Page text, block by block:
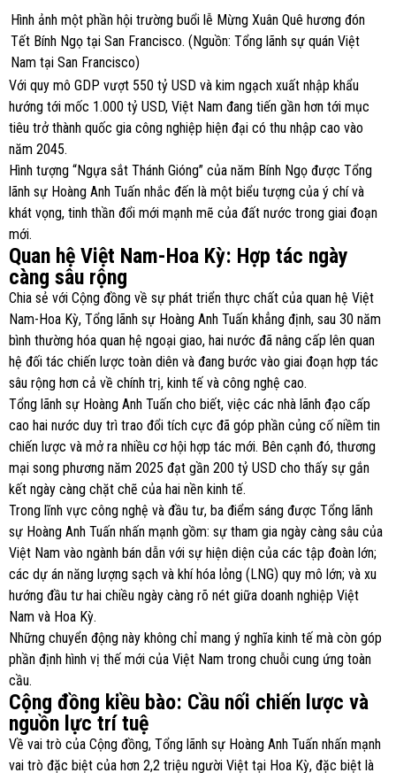
Hình ảnh một phần hội trường buổi lễ Mừng Xuân Quê hương đón
Tết Bính Ngọ tại San Francisco. (Nguồn: Tổng lãnh sự quán Việt
Nam tại San Francisco)
Với quy mô GDP vượt 550 tỷ USD và kim ngạch xuất nhập khẩu
hướng tới mốc 1.000 tỷ USD, Việt Nam đang tiến gần hơn tới mục
tiêu trở thành quốc gia công nghiệp hiện đại có thu nhập cao vào
năm 2045.
Hình tượng “Ngựa sắt Thánh Gióng” của năm Bính Ngọ được Tổng
lãnh sự Hoàng Anh Tuấn nhắc đến là một biểu tượng của ý chí và
khát vọng, tinh thần đổi mới mạnh mẽ của đất nước trong giai đoạn
mới.
Quan hệ Việt Nam-Hoa Kỳ: Hợp tác ngày
càng sâu rộng
Chia sẻ với Cộng đồng về sự phát triển thực chất của quan hệ Việt
Nam-Hoa Kỳ, Tổng lãnh sự Hoàng Anh Tuấn khẳng định, sau 30 năm
bình thường hóa quan hệ ngoại giao, hai nước đã nâng cấp lên quan
hệ đối tác chiến lược toàn diên và đang bước vào giai đoạn hợp tác
sâu rộng hơn cả về chính trị, kinh tế và công nghệ cao.
Tổng lãnh sự Hoàng Anh Tuấn cho biết, việc các nhà lãnh đạo cấp
cao hai nước duy trì trao đổi tích cực đã góp phần củng cố niềm tin
chiến lược và mở ra nhiều cơ hội hợp tác mới. Bên cạnh đó, thương
mại song phương năm 2025 đạt gần 200 tỷ USD cho thấy sự gắn
kết ngày càng chặt chẽ của hai nền kinh tế.
Trong lĩnh vực công nghệ và đầu tư, ba điểm sáng được Tổng lãnh
sự Hoàng Anh Tuấn nhấn mạnh gồm: sự tham gia ngày càng sâu của
Việt Nam vào ngành bán dẫn với sự hiện diện của các tập đoàn lớn;
các dự án năng lượng sạch và khí hóa lỏng (LNG) quy mô lớn; và xu
hướng đầu tư hai chiều ngày càng rõ nét giữa doanh nghiệp Việt
Nam và Hoa Kỳ.
Những chuyển động này không chỉ mang ý nghĩa kinh tế mà còn góp
phần định hình vị thế mới của Việt Nam trong chuỗi cung ứng toàn
cầu.
Cộng đồng kiều bào: Cầu nối chiến lược và
nguồn lực trí tuệ
Về vai trò của Cộng đồng, Tổng lãnh sự Hoàng Anh Tuấn nhấn mạnh
vai trò đặc biệt của hơn 2,2 triệu người Việt tại Hoa Kỳ, đặc biệt là